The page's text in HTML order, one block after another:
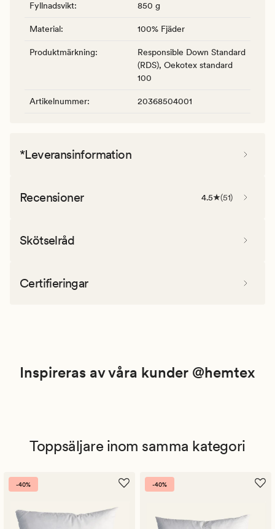
Fyllnadsvikt: 850 g
Material: 100% Fjäder
Produktmärkning:
Responsible Down Standard
(RDS), Oekotex standard
100
Artikelnummer: 20368504001
*Leveransinformation
Recensioner 4.5 (51)
Skötselråd
Certifieringar
Inspireras av våra kunder @hemtex
Toppsäljare inom samma kategori
-40% -40%